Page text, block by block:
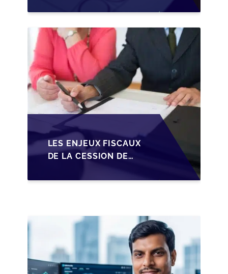
TRANSMISSION DES
PME BELGES
LES ENJEUX FISCAUX
DE LA CESSION DE
LES DIRIGEANTS DE